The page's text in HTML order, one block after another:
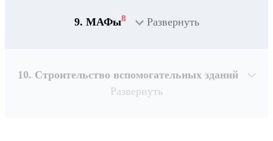
9. МАФы8 Развернуть
10. Строительство вспомогательных зданий
Развернуть